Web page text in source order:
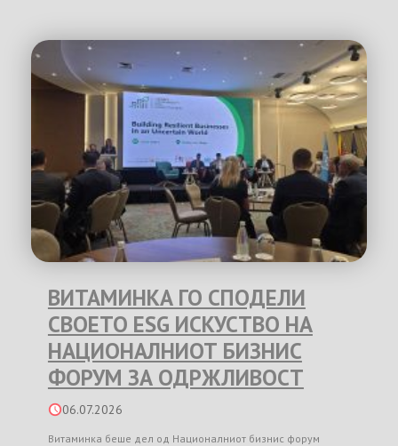
ВИТАМИНКА ГО СПОДЕЛИ
СВОЕТО ESG ИСКУСТВО НА
НАЦИОНАЛНИОТ БИЗНИС
ФОРУМ ЗА ОДРЖЛИВОСТ
06.07.2026
Витаминка беше дел од Националниот бизнис форум